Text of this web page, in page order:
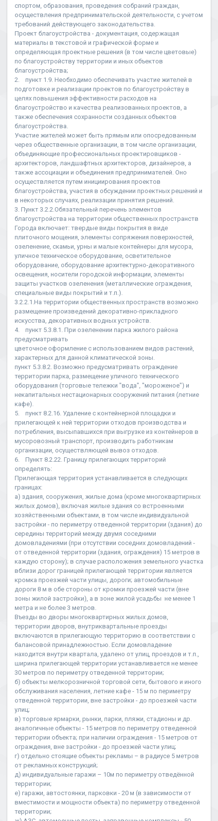
спортом, образования, проведения собраний граждан,
осуществления предпринимательской деятельности, с учетом
требований действующего законодательства.
Проект благоустройства - документация, содержащая
материалы в текстовой и графической форме и
определяющая проектные решения (в том числе цветовые)
по благоустройству территории и иных объектов
благоустройства;
2. пункт 1.9. Необходимо обеспечивать участие жителей в
подготовке и реализации проектов по благоустройству в
целях повышения эффективности расходов на
благоустройство и качества реализованных проектов, а
также обеспечения сохранности созданных объектов
благоустройства.
Участие жителей может быть прямым или опосредованным
через общественные организации, в том числе организации,
объединяющие профессиональных проектировщиков -
архитекторов, ландшафтных архитекторов, дизайнеров, а
также ассоциации и объединения предпринимателей. Оно
осуществляется путем инициирования проектов
благоустройства, участия в обсуждении проектных решений и
в некоторых случаях, реализации принятия решений.
3. Пункт 3.2.2.Обязательный перечень элементов
благоустройства на территории общественных пространств
Города включает: твердые виды покрытия в виде
плиточного мощения, элементы сопряжения поверхностей,
озеленение, скамьи, урны и малые контейнеры для мусора,
уличное техническое оборудование, осветительное
оборудование, оборудование архитектурно-декоративного
освещения, носители городской информации, элементы
защиты участков озеленения (металлические ограждения,
специальные виды покрытий и т.п.).
3.2.2.1.На территории общественных пространств возможно
размещение произведений декоративно-прикладного
искусства, декоративных водных устройств.
4. пункт 5.3.8.1. При озеленении парка жилого района
предусматривать
цветочное оформление с использованием видов растений,
характерных для данной климатической зоны.
пункт 5.3.8.2. Возможно предусматривать ограждение
территории парка, размещение уличного технического
оборудования (торговые тележки "вода", "мороженое") и
некапитальных нестационарных сооружений питания (летние
кафе).
5. пункт 8.2.16. Удаление с контейнерной площадки и
прилегающей к ней территории отходов производства и
потребления, высыпавшихся при выгрузке из контейнеров в
мусоровозный транспорт, производить работникам
организации, осуществляющей вывоз отходов.
6. Пункт 8.2.22. Границу прилегающих территорий
определять:
Прилегающая территория устанавливается в следующих
границах:
а) здания, сооружения, жилые дома (кроме многоквартирных
жилых домов), включая жилые здания со встроенными
хозяйственными объектами, в том числе индивидуальной
застройки - по периметру отведенной территории (здания) до
середины территорий между двумя соседними
домовладениями (при отсутствии соседних домовладений -
от отведенной территории (здания, ограждения) 15 метров в
каждую сторону); в случае расположения земельного участка
вблизи дорог границей прилегающей территории является
кромка проезжей части улицы, дороги; автомобильные
дороги 8 м в обе стороны от кромки проезжей части (вне
зоны жилой застройки), а в зоне жилой усадьбы не менее 1
метра и не более 3 метров.
Въезды во дворы многоквартирных жилых домов,
территории дворов, внутриквартальные проезды
включаются в прилегающую территорию в соответствии с
балансовой принадлежностью. Если домовладение
находится внутри квартала, удалено от улиц, проездов и т.п.,
ширина прилегающей территории устанавливается не менее
30 метров по периметру отведенной территории;
б) объекты мелкорозничной торговой сети, бытового и иного
обслуживания населения, летние кафе - 15 м по периметру
отведенной территории, вне застройки - до проезжей части
улиц;
в) торговые ярмарки, рынки, парки, пляжи, стадионы и др.
аналогичные объекты - 15 метров по периметру отведенной
территории объекта; при наличии ограждения - 15 метров от
ограждения, вне застройки - до проезжей части улиц;
г) отдельно стоящие объекты рекламы – в радиусе 5 метров
от рекламных конструкций;
д) индивидуальные гаражи – 10м по периметру отведённой
территории;
е) гаражи, автостоянки, парковки - 20 м (в зависимости от
вместимости и мощности объекта) по периметру отведенной
территории;